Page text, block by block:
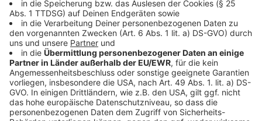
Teilnehmer beschränkt werden. Bevorzugt sollten
diese Zusammenkünfte im Freien abgehalten werden.
Bei privaten Veranstaltungen und Feiern außerhalb des
Privatbereichs sollten aus Sicht des Bundes künftig
50 Teilnehmer erlaubt sein.
Anzeige